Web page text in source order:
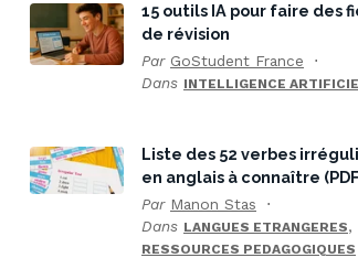
15 outils IA pour faire des
de révision
Par GoStudent France
Dans INTELLIGENCE
Liste des 52 verbes
en anglais à connaître
Par Manon Stas
Dans LANGUES ETRANGERES,
RESSOURCES PEDAGOGIQUES